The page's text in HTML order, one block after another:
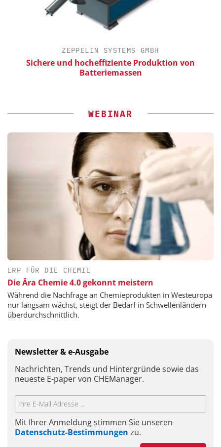
ZEPPELIN SYSTEMS GMBH
Sichere und hocheffiziente Produktion von
Batteriemassen
WEBINAR
ERP FÜR DIE CHEMIE
Die Ära Chemie 4.0 gekonnt meistern
Während die Nachfrage an Chemieprodukten in Westeuropa
nur langsam wächst, steigt der Bedarf in Schwellenländern
überdurchschnittlich.
Newsletter & e-Ausgabe
Nachrichten, Trends und Hintergründe sowie das
neueste E-paper von CHEManager.
Mit Ihrer Anmeldung stimmen Sie unseren
Datenschutz-Bestimmungen zu.